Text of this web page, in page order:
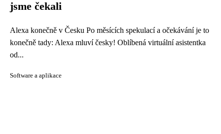
jsme čekali
Alexa konečně v Česku Po měsících spekulací a očekávání je to
konečně tady: Alexa mluví česky! Oblíbená virtuální asistentka
od...
Software a aplikace